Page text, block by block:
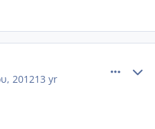
201213 yr